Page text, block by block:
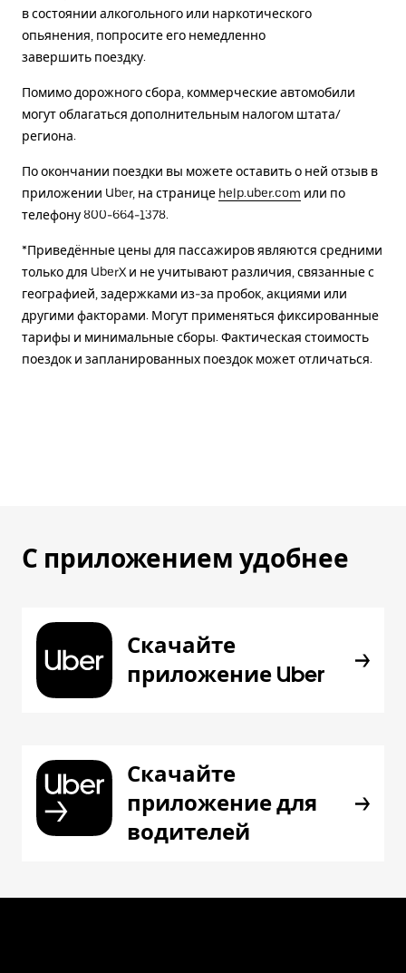
в состоянии алкогольного или наркотического
опьянения, попросите его немедленно
завершить поездку.
Помимо дорожного сбора, коммерческие автомобили
могут облагаться дополнительным налогом штата/
региона.
По окончании поездки вы можете оставить о ней отзыв в
приложении Uber, на странице help.uber.com или по
телефону 800-664-1378.
*Приведённые цены для пассажиров являются средними
только для UberX и не учитывают различия, связанные с
географией, задержками из-за пробок, акциями или
другими факторами. Могут применяться фиксированные
тарифы и минимальные сборы. Фактическая стоимость
поездок и запланированных поездок может отличаться.
С приложением удобнее
Скачайте
приложение Uber
Скачайте
приложение для
водителей